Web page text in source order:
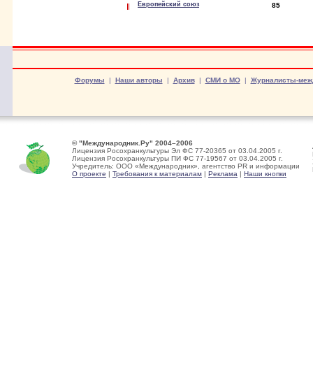
Европейский союз 85
Форумы | Наши авторы | Архив| СМИ о МО| Журналисты-
© "Международник.Ру" 2004–2006
Лицензия Росохранкультуры Эл ФС 77-20365 от 03.04.2005 г.
Лицензия Росохранкультуры ПИ ФС 77-19567 от 03.04.2005 г.
Учредитель: ООО «Международник», агентство PR и информации
О проекте | Требования к материалам | Реклама | Наши кнопки